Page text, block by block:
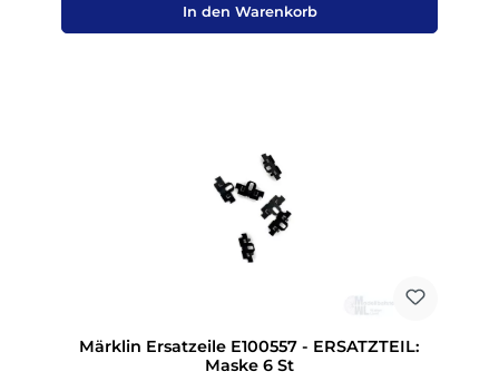
In den Warenkorb
Märklin Ersatzeile E100557 - ERSATZTEIL:
Maske 6 St